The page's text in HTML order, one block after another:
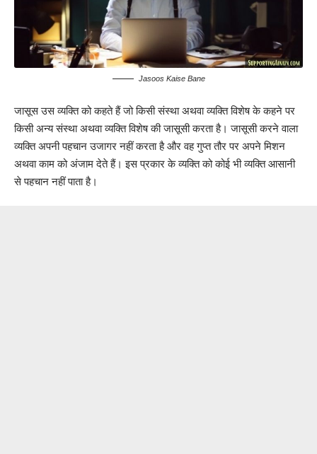
Jasoos Kaise Bane
जासूस उस व्यक्ति को कहते हैं जो किसी संस्था अथवा व्यक्ति विशेष के कहने पर
किसी अन्य संस्था अथवा व्यक्ति विशेष की जासूसी करता है। जासूसी करने वाला
व्यक्ति अपनी पहचान उजागर नहीं करता है और वह गुप्त तौर पर अपने मिशन
अथवा काम को अंजाम देते हैं। इस प्रकार के व्यक्ति को कोई भी व्यक्ति आसानी
से पहचान नहीं पाता है।